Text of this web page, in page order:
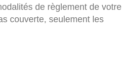
de règlement de votre
couverte, seulement les